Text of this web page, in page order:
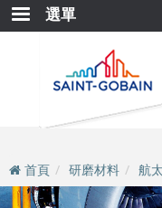
移
至
選單
首頁 研磨材料 航